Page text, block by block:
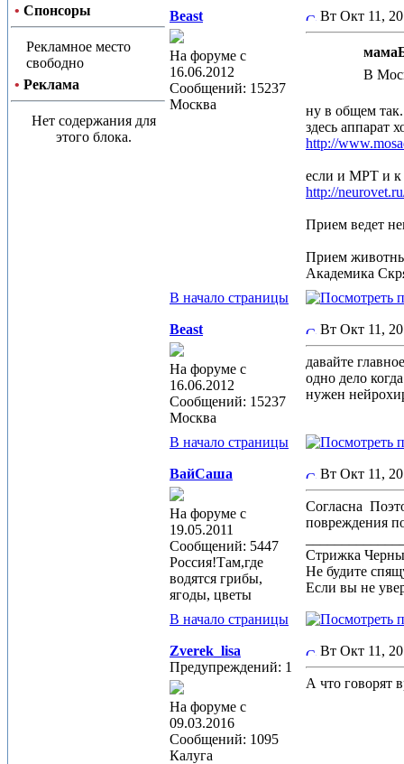
• Спонсоры
Рекламное место
свободно
• Реклама
Нет содержания для
этого блока.
Beast
На форуме с
16.06.2012
Сообщений: 15237
Москва
Вт Окт 11,
В
ну в общем так.
здесь аппарат
http://
если и МРТ и к
http://
Прием ведет
Прием
Академика
В начало страницы
Beast
На форуме с
16.06.2012
Сообщений: 15237
Москва
Вт Окт 11,
давайте
одно дело
нужен
В начало страницы
ВайСаша
На форуме с
19.05.2011
Сообщений: 5447
Россия!Там,где
водятся грибы,
ягоды, цветы
Вт Окт 11,
Согласна
повреждения
Стрижка
Не будите
Если вы не
В начало страницы
Zverek_lisa
Предупреждений: 1
На форуме с
09.03.2016
Сообщений: 1095
Калуга
Вт Окт 11,
А что говорят